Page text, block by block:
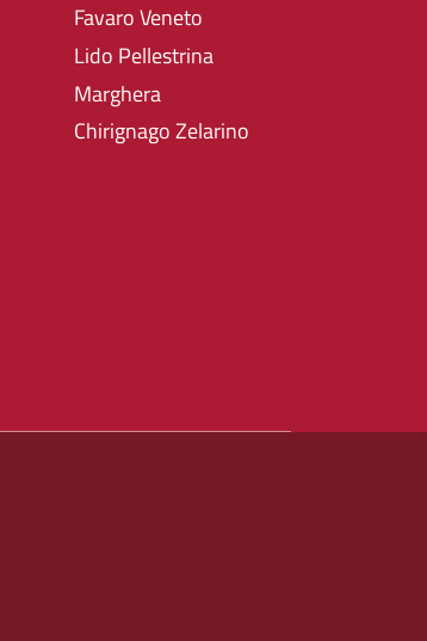
Favaro Veneto
Lido Pellestrina
Marghera
Chirignago Zelarino